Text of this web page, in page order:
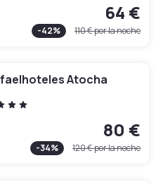
64 €
-42% 110 €por la noche
Atocha
80 €
-34% 120 €por la noche